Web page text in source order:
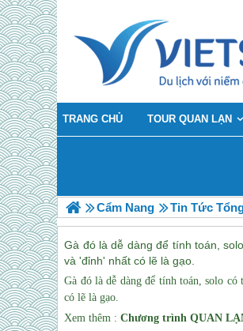
TRANG CHỦ TOUR QUAN LẠN
Cẩm Nang Tin Tức
Gà đó là dễ dàng để tính toán,
và 'đỉnh' nhất có lẽ là gạo.
Gà đó là dễ dàng để tính toán, solo
có lẽ là gạo.
Xem thêm :Chương trìnhQUAN